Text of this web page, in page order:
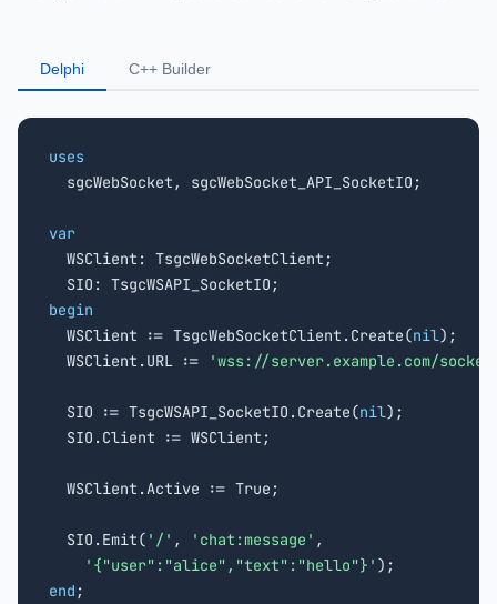
Delphi C++ Builder
uses
sgcWebSocket, sgcWebSocket_API_SocketIO;
var
WSClient: TsgcWebSocketClient;
begin
WSClient := TsgcWebSocketClient.Create(nil);
  WSClient.URL :=
'wss://server.example.com/
  SIO := TsgcWSAPI_SocketIO.Create(
nil);
  SIO.Client := WSClient;
  WSClient.Active := True;
  SIO.Emit(
'/' , 'chat:message' ,
'{"user":"alice","text":"hello"}'
end ;